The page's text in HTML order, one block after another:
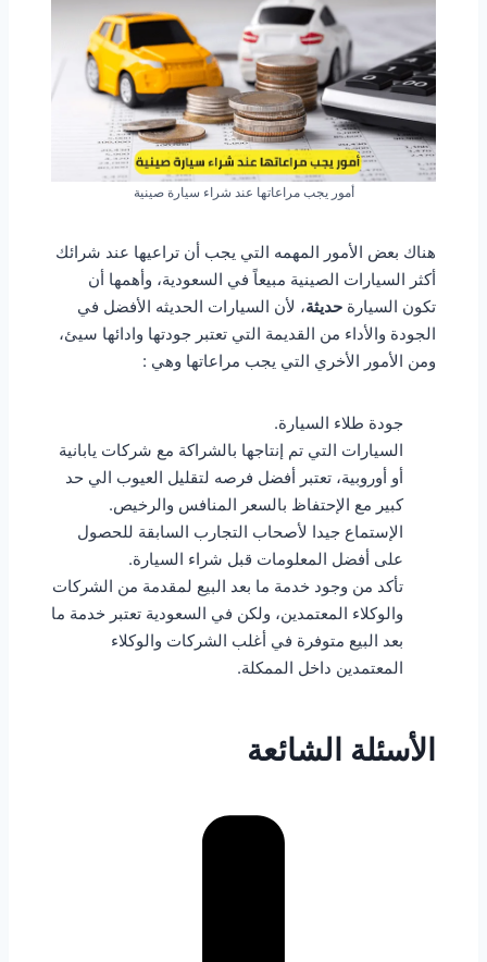
أمور يجب مراعاتها عند شراء سيارة صينية
هناك بعض الأمور المهمه التي يجب أن تراعيها عند شرائك
أكثر السيارات الصينية مبيعاً في السعودية، وأهمها أن
تكون السيارة حديثة، لأن السيارات الحديثه الأفضل في
الجودة والأداء من القديمة التي تعتبر جودتها وادائها سيئ،
ومن الأمور الأخري التي يجب مراعاتها وهي :
جودة طلاء السيارة.
السيارات التي تم إنتاجها بالشراكة مع شركات يابانية
أو أوروبية، تعتبر أفضل فرصه لتقليل العيوب الي حد
كبير مع الإحتفاظ بالسعر المنافس والرخيص.
الإستماع جيدا لأصحاب التجارب السابقة للحصول
على أفضل المعلومات قبل شراء السيارة.
تأكد من وجود خدمة ما بعد البيع لمقدمة من الشركات
والوكلاء المعتمدين، ولكن في السعودية تعتبر خدمة ما
بعد البيع متوفرة في أغلب الشركات والوكلاء
المعتمدين داخل الممكلة.
الأسئلة الشائعة